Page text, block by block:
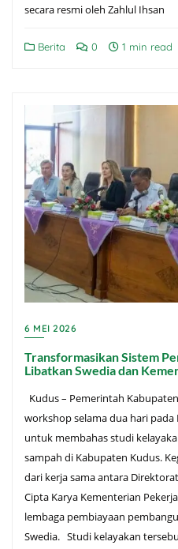
secara resmi oleh Zahlul Ihsan
Berita 0 1 min read
6 MEI 2026
Transformasikan Sistem
Libatkan Swedia dan
Kudus – Pemerintah
workshop selama dua hari pada
untuk membahas studi
sampah di Kabupaten Kudus.
dari kerja sama antara
Cipta Karya Kementerian
lembaga pembiayaan
Swedia. Studi kelayakan